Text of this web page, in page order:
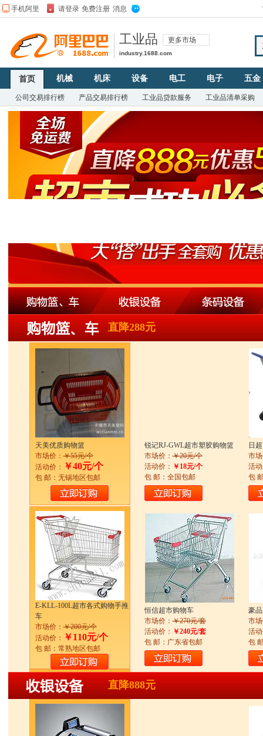
工业品 更多市场
industry.1688.com
首页 机械 机床 设备 电工 电子 五金
公司交易排行榜 产品交易排行榜 工业品贷款服务 工业品清单采购
直降288元
天美优质购物篮
市场价：￥55元/个
活动价： ￥40元/个
包 邮：无锡地区包邮
锐记RJ-GWL超市塑胶购物篮
市场价：￥20元/个
活动价： ￥18元/个
包 邮：全国包邮
日
市
活
包
E-KLL-100L超市各式购物手推
车
市场价：￥200元/个
活动价： ￥110元/个
包 邮：常熟地区包邮
恒信超市购物车
市场价：￥270元/套
活动价： ￥240元/套
包 邮：广东省包邮
豪
市
活
包
直降888元